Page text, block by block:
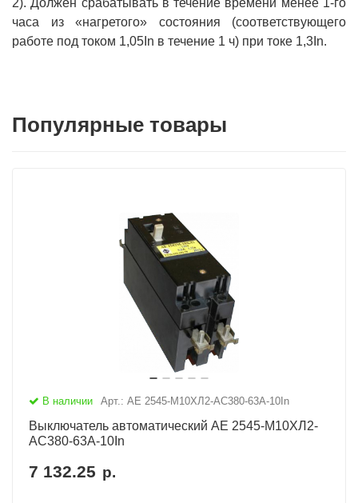
2). Должен срабатывать в течение времени менее 1-го
часа из «нагретого» состояния (соответствующего
работе под током 1,05In в течение 1 ч) при токе 1,3In.
Популярные товары
В наличии Арт.: АЕ 2545-М10ХЛ2-AC380-63А-10In
Выключатель автоматический АЕ 2545-М10ХЛ2-
AC380-63А-10In
7 132.25 р.